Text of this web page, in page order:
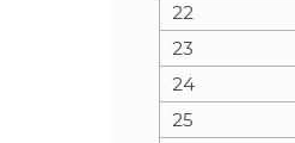
22
23
24
25